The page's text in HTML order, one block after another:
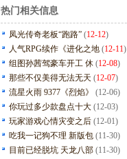
热门相关信息
凤光传奇老板“跑路” (12-12)
人气RPG续作《进化之地 (12-11)
组图孙茜驾豪车开工 休 (12-08)
那些不仅美得无法无天 (12-07)
流星火雨 9377《烈焰》
(12-06)
你玩过多少款盘点十大 (12-03)
玩家游戏心情灾变之后 (12-01)
吃我一记狗不理 新版包 (11-30)
目前已经脱坑 天龙八部 (11-30)